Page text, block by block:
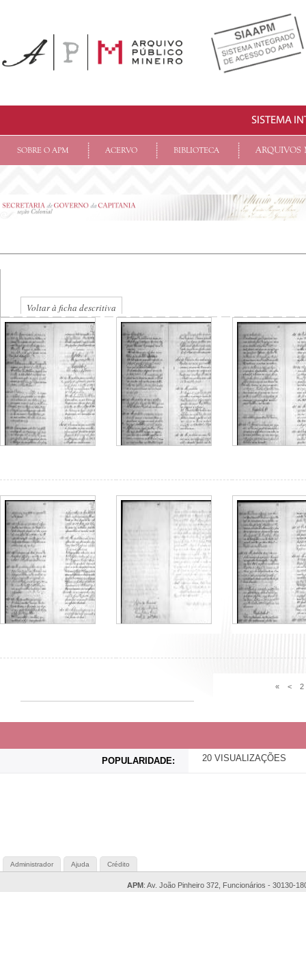
SISTEMA
SOBRE O APM ACERVO BIBLIOTECA ARQUIVOS
Voltar à ficha descritiva
« < 2
POPULARIDADE: 20 VISUALIZAÇÕES
Administrador Ajuda Crédito
APM: Av. João Pinheiro 372, Funcionários - 30130-